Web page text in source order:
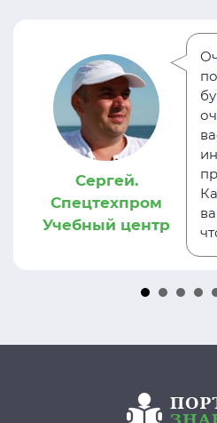
Сергей.
Спецтехпром
Учебный центр